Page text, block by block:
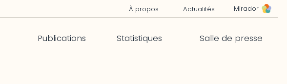
À propos Actualités Mirador
Publications Statistiques Salle de presse